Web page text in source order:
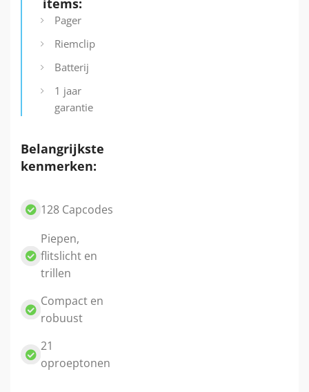
items:
Pager
Riemclip
Batterij
1 jaar
garantie
Belangrijkste
kenmerken:
128 Capcodes
Piepen,
flitslicht en
trillen
Compact en
robuust
21
oproeptonen